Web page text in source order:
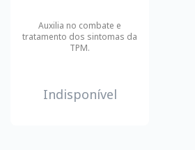
Auxilia no combate e
tratamento dos sintomas da
TPM.
Indisponível